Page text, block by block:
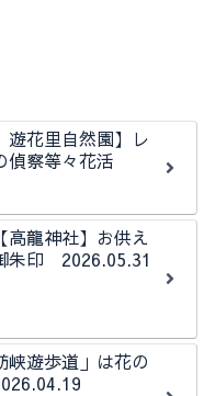
遊花里自然園】レ
偵察等々花活
高龍神社】お供え
朱印 2026.05.31
峡遊歩道」は花の